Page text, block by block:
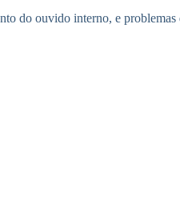
do ouvido interno, e